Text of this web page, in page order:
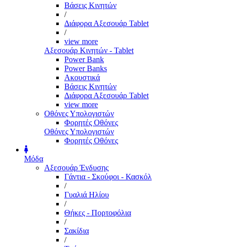
Βάσεις Κινητών
/
Διάφορα Αξεσουάρ Tablet
/
view more
Αξεσουάρ Κινητών - Tablet
Power Bank
Power Banks
Ακουστικά
Βάσεις Κινητών
Διάφορα Αξεσουάρ Tablet
view more
Οθόνες Υπολογιστών
Φορητές Οθόνες
Οθόνες Υπολογιστών
Φορητές Οθόνες
Μόδα
Αξεσουάρ Ένδυσης
Γάντια - Σκούφοι - Κασκόλ
/
Γυαλιά Ηλίου
/
Θήκες - Πορτοφόλια
/
Σακίδια
/